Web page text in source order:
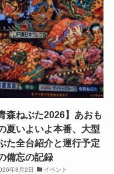
青森ねぶた2026】あおも
夏いよいよ本番、大型
た全台紹介と運行予定
備忘の記録
年8月2日 イベント